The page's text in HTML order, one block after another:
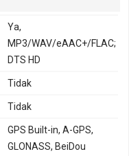
Ya,
MP3/WAV/eAAC+/FLAC;
DTS HD
Tidak
Tidak
GPS Built-in, A-GPS,
GLONASS, BeiDou